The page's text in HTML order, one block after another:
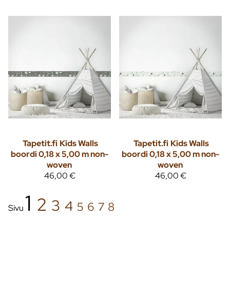
Tapetit.fi Kids Walls
boordi 0,18 x 5,00 m non-
woven
46,00 €
Tapetit.fi Kids Walls
boordi 0,18 x 5,00 m non-
woven
46,00 €
Sivu 1 2 3 4 5 6 7 8